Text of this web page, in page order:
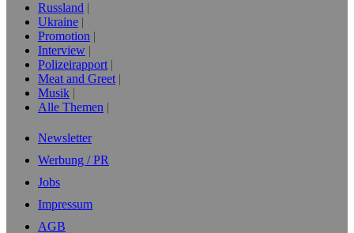
Russland
Ukraine
Promotion
Interview
Polizeirapport
Meat and Greet
Musik
Alle Themen
Newsletter
Werbung / PR
Jobs
Impressum
AGB